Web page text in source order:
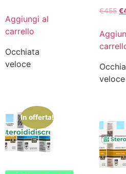
Aggiungi al
carrello
Occhiata
veloce
€455 €
veloce
In offerta!